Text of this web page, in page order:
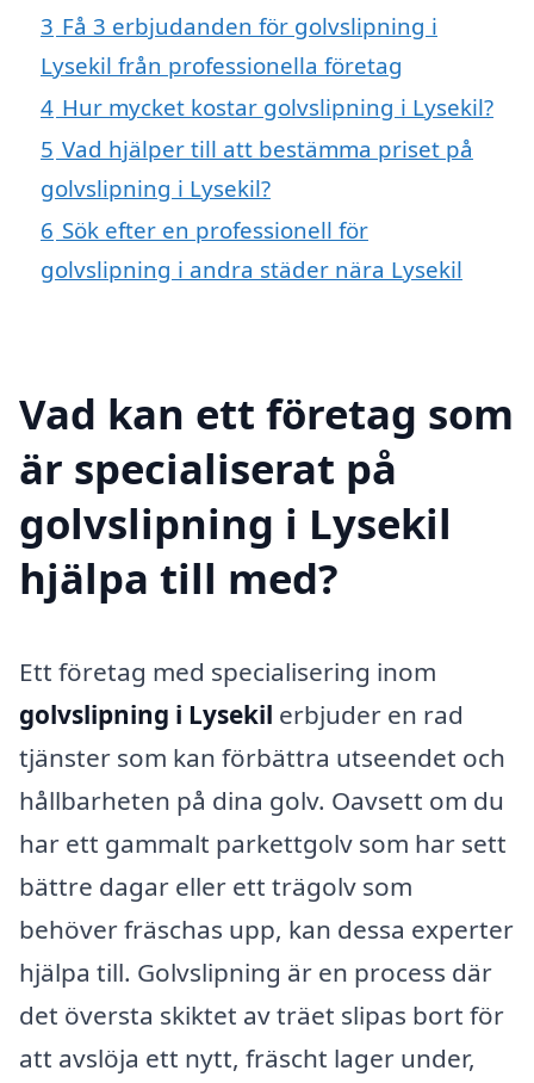
3 Få 3 erbjudanden för golvslipning i
Lysekil från professionella företag
4 Hur mycket kostar golvslipning i Lysekil?
5 Vad hjälper till att bestämma priset på
golvslipning i Lysekil?
6 Sök efter en professionell för
golvslipning i andra städer nära Lysekil
Vad kan ett företag som
är specialiserat på
golvslipning i Lysekil
hjälpa till med?
Ett företag med specialisering inom
golvslipning i Lysekil erbjuder en rad
tjänster som kan förbättra utseendet och
hållbarheten på dina golv. Oavsett om du
har ett gammalt parkettgolv som har sett
bättre dagar eller ett trägolv som
behöver fräschas upp, kan dessa experter
hjälpa till. Golvslipning är en process där
det översta skiktet av träet slipas bort för
att avslöja ett nytt, fräscht lager under,